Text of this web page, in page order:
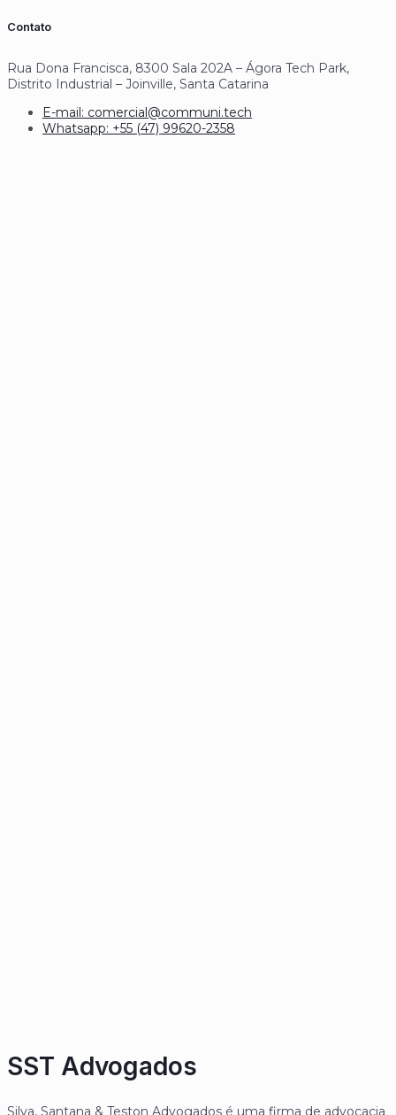
Contato
Rua Dona Francisca, 8300 Sala 202A – Ágora Tech Park,
Distrito Industrial – Joinville, Santa Catarina
E-mail: comercial@communi.tech
Whatsapp: +55 (47) 99620-2358
SST Advogados
Silva, Santana & Teston Advogados é uma firma de advocacia